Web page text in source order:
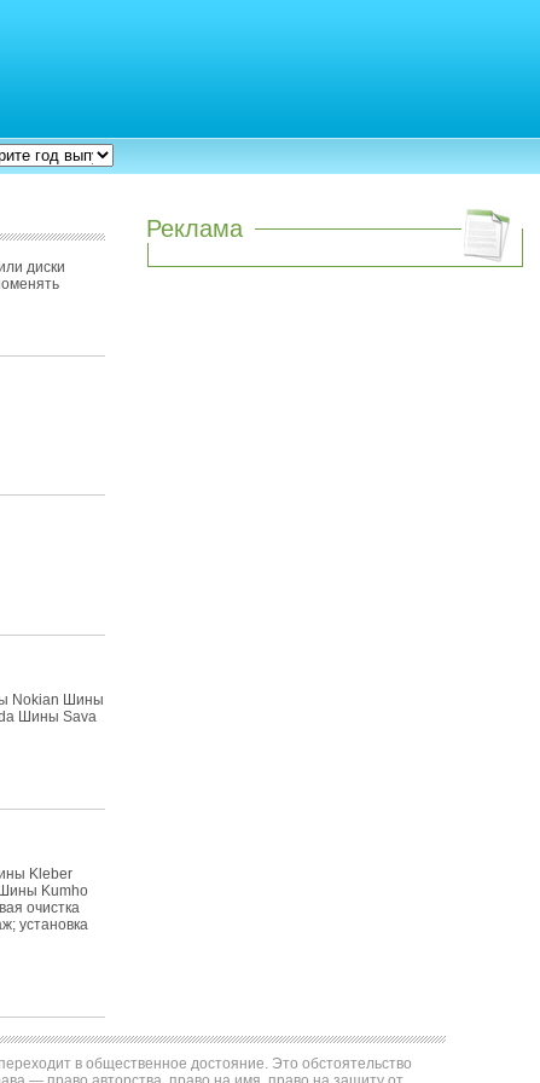
диски
Nokian Шины
Шины Sava
Kleber
Kumho
очистка
установка
Реклама
в общественное достояние. Это обстоятельство